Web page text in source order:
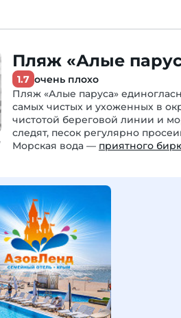
Пляж «Алые
1.7 очень плохо
Пляж «Алые паруса»
самых чистых и ухоженных в
чистотой береговой линии и
следят, песок регулярно
Морская вода — приятного